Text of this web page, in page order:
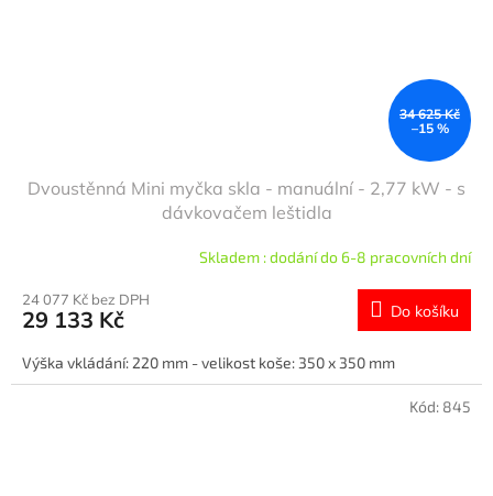
34 625 Kč
–15 %
Dvoustěnná Mini myčka skla - manuální - 2,77 kW - s
dávkovačem leštidla
Skladem : dodání do 6-8 pracovních dní
24 077 Kč bez DPH
29 133 Kč Do košíku
Výška vkládání: 220 mm - velikost koše: 350 x 350 mm
Kód: 845